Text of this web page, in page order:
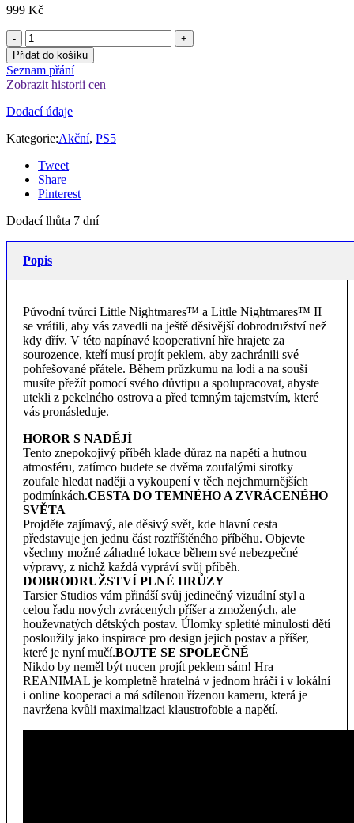
999 Kč
Přidat do košíku
Seznam přání
Zobrazit historii cen
Dodací údaje
Kategorie:Akční, PS5
Tweet
Share
Pinterest
Dodací lhůta 7 dní
Popis
Původní tvůrci Little Nightmares™ a Little Nightmares™ II
se vrátili, aby vás zavedli na ještě děsivější dobrodružství než
kdy dřív. V této napínavé kooperativní hře hrajete za
sourozence, kteří musí projít peklem, aby zachránili své
pohřešované přátele. Během průzkumu na lodi a na souši
musíte přežít pomocí svého důvtipu a spolupracovat, abyste
utekli z pekelného ostrova a před temným tajemstvím, které
vás pronásleduje.
HOROR S NADĚJÍ
Tento znepokojivý příběh klade důraz na napětí a hutnou
atmosféru, zatímco budete se dvěma zoufalými sirotky
zoufale hledat naději a vykoupení v těch nejchmurnějších
podmínkách.CESTA DO TEMNÉHO A ZVRÁCENÉHO
SVĚTA
Projděte zajímavý, ale děsivý svět, kde hlavní cesta
představuje jen jednu část roztříštěného příběhu. Objevte
všechny možné záhadné lokace během své nebezpečné
výpravy, z nichž každá vypráví svůj příběh.
DOBRODRUŽSTVÍ PLNÉ HRŮZY
Tarsier Studios vám přináší svůj jedinečný vizuální styl a
celou řadu nových zvrácených příšer a zmožených, ale
houževnatých dětských postav. Úlomky spletité minulosti dětí
posloužily jako inspirace pro design jejich postav a příšer,
které je nyní mučí.BOJTE SE SPOLEČNĚ
Nikdo by neměl být nucen projít peklem sám! Hra
REANIMAL je kompletně hratelná v jednom hráči i v lokální
i online kooperaci a má sdílenou řízenou kameru, která je
navržena kvůli maximalizaci klaustrofobie a napětí.